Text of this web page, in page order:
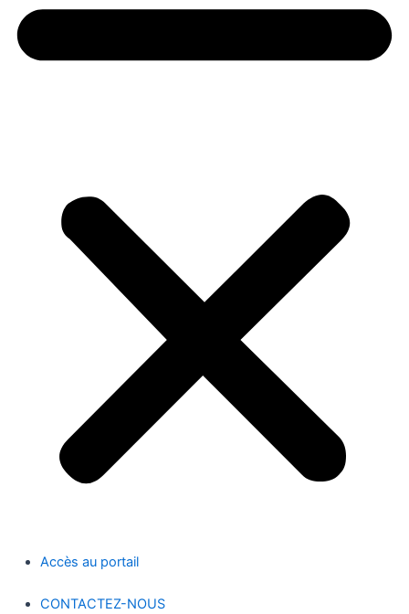
Accès au portail
CONTACTEZ-NOUS